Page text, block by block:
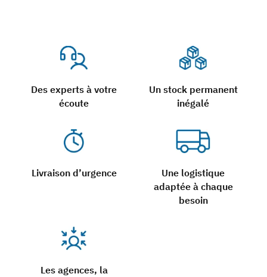
Des experts à votre
écoute
Un stock permanent
inégalé
Livraison d’urgence
Une logistique
adaptée à chaque
besoin
Les agences, la